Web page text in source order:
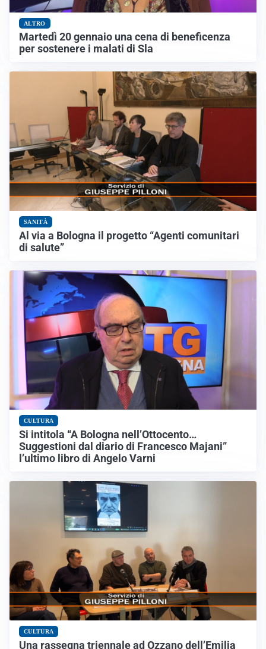
ALTRO
Martedì 20 gennaio una cena di beneficenza
per sostenere i malati di Sla
SANITÀ
Al via a Bologna il progetto “Agenti comunitari
di salute”
CULTURA
Si intitola “A Bologna nell’Ottocento…
Suggestioni dal diario di Francesco Majani”
l’ultimo libro di Angelo Varni
CULTURA
Una rassegna triennale ad Ozzano dell’Emilia